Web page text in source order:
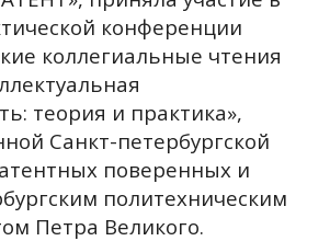
конференции
коллегиальные чтения
теория и практика»,
Санкт-петербургской
поверенных и
политехническим
Петра Великого.